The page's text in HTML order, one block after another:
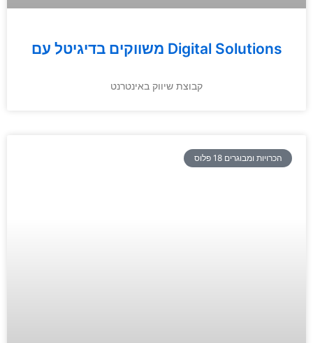
משווקים בדיגיטל עם Digital Solutions
קבוצת שיווק באינטרנט
הכרויות ומבוגרים 18 פלוס